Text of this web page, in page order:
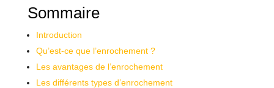
Sommaire
Introduction
Qu’est-ce que l’enrochement ?
Les avantages de l’enrochement
Les différents types d’enrochement